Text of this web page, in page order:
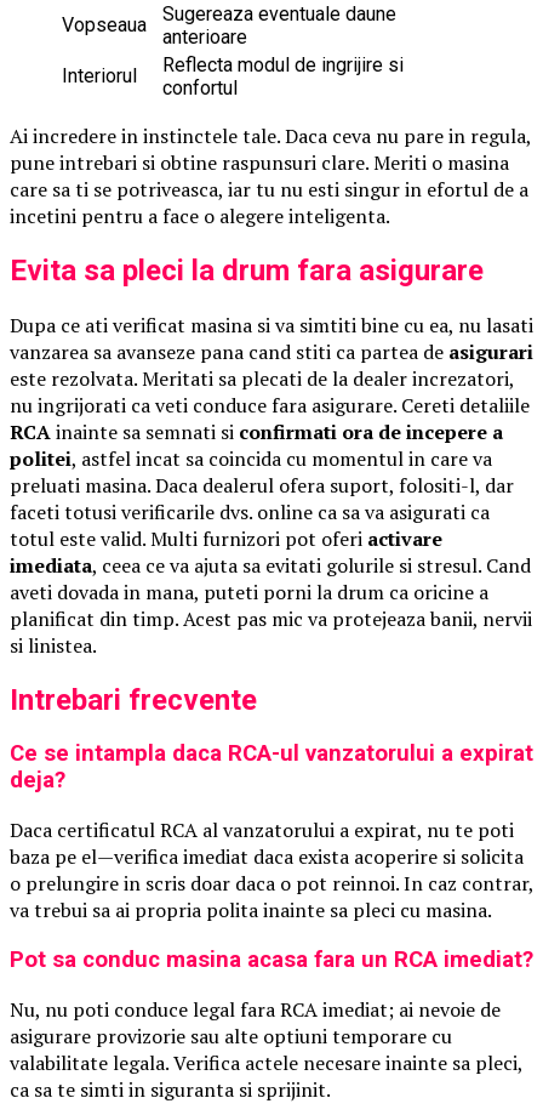
Vopseaua
Sugereaza eventuale daune
anterioare
Interiorul
Reflecta modul de ingrijire si
confortul
Ai incredere in instinctele tale. Daca ceva nu pare in regula,
pune intrebari si obtine raspunsuri clare. Meriti o masina
care sa ti se potriveasca, iar tu nu esti singur in efortul de a
incetini pentru a face o alegere inteligenta.
Evita sa pleci la drum fara asigurare
Dupa ce ati verificat masina si va simtiti bine cu ea, nu lasati
vanzarea sa avanseze pana cand stiti ca partea de asigurari
este rezolvata. Meritati sa plecati de la dealer increzatori,
nu ingrijorati ca veti conduce fara asigurare. Cereti detaliile
RCAinainte sa semnati si confirmati ora de incepere a
politei, astfel incat sa coincida cu momentul in care va
preluati masina. Daca dealerul ofera suport, folositi-l, dar
faceti totusi verificarile dvs. online ca sa va asigurati ca
totul este valid. Multi furnizori pot oferi activare
imediata, ceea ce va ajuta sa evitati golurile si stresul. Cand
aveti dovada in mana, puteti porni la drum ca oricine a
planificat din timp. Acest pas mic va protejeaza banii, nervii
si linistea.
Intrebari frecvente
Ce se intampla daca RCA-ul vanzatorului a expirat
deja?
Daca certificatul RCA al vanzatorului a expirat, nu te poti
baza pe el—verifica imediat daca exista acoperire si solicita
o prelungire in scris doar daca o pot reinnoi. In caz contrar,
va trebui sa ai propria polita inainte sa pleci cu masina.
Pot sa conduc masina acasa fara un RCA imediat?
Nu, nu poti conduce legal fara RCA imediat; ai nevoie de
asigurare provizorie sau alte optiuni temporare cu
valabilitate legala. Verifica actele necesare inainte sa pleci,
ca sa te simti in siguranta si sprijinit.